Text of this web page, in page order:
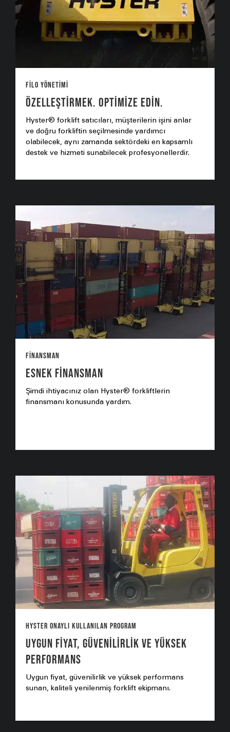
Filo Yönetimi
ÖZELLEŞTIRMEK. OPTIMIZE EDIN.
Hyster® forklift satıcıları, müşterilerin işini anlar
ve doğru forkliftin seçilmesinde yardımcı
olabilecek, aynı zamanda sektördeki en kapsamlı
destek ve hizmeti sunabilecek profesyonellerdir.
Finansman
ESNEK FİNANSMAN
Şimdi ihtiyacınız olan Hyster® forkliftlerin
finansmanı konusunda yardım.
HYSTER ONAYLI KULLANILAN PROGRAM
UYGUN FİYAT, GÜVENİLİRLİK VE YÜKSEK
PERFORMANS
Uygun fiyat, güvenilirlik ve yüksek performans
sunan, kaliteli yenilenmiş forklift ekipmanı.